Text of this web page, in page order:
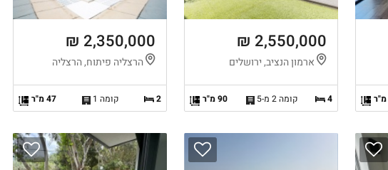
2,550,000 ₪
ארמון הנציב, ירושלים
4 קומה 2 מ-5 90 מ"ר
2,350,000 ₪
הרצליה פיתוח, הרצליה
2 קומה 1 47 מ"ר